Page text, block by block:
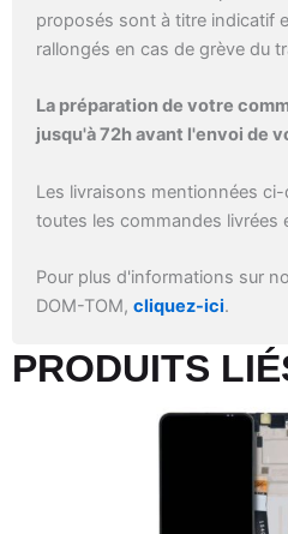
proposés sont à titre indicatif
rallongés en cas de grève du
La préparation de votre
jusqu'à 72h avant l'envoi de
Les livraisons mentionnées
toutes les commandes livrées
Pour plus d'informations sur
DOM-TOM, cliquez-ici.
PRODUITS